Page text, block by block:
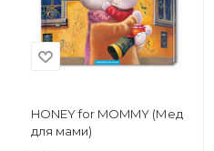
HONEY for MOMMY (Мед
для мами)